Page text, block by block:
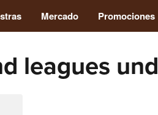
Mercado Promociones
leagues